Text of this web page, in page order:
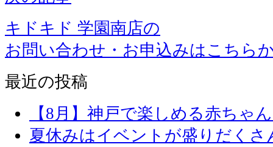
キドキド 学園南店の
お問い合わせ・お申込みはこちら
最近の投稿
【8月】神戸で楽しめる赤ちゃ
夏休みはイベントが盛りだくさ